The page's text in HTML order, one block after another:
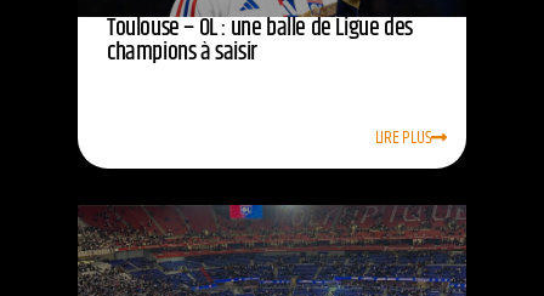
Toulouse – OL : une balle de Ligue des
champions à saisir
LIRE PLUS